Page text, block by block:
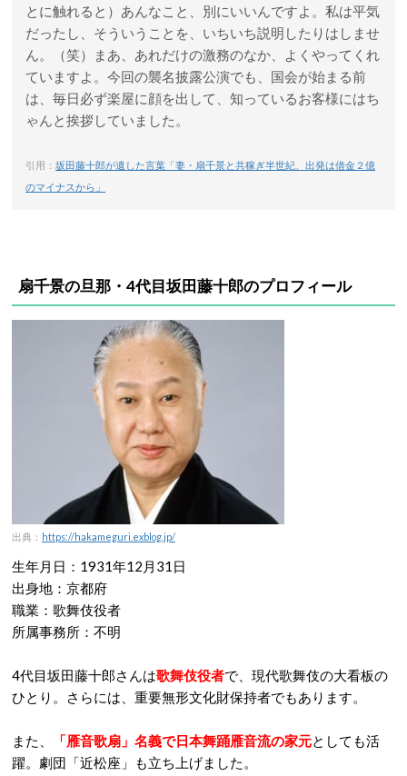
とに触れると）あんなこと、別にいいんですよ。私は平気
だったし、そういうことを、いちいち説明したりはしませ
ん。（笑）まあ、あれだけの激務のなか、よくやってくれ
ていますよ。今回の襲名披露公演でも、国会が始まる前
は、毎日必ず楽屋に顔を出して、知っているお客様にはち
ゃんと挨拶していました。
引用： 坂田藤十郎が遺した言葉「妻・扇千景と共稼ぎ半世紀、出発は借金２億
のマイナスから」
扇千景の旦那・4代目坂田藤十郎のプロフィール
出典： https://hakameguri.exblog.jp/
生年月日：1931年12月31日
出身地：京都府
職業：歌舞伎役者
所属事務所：不明
4代目坂田藤十郎さんは歌舞伎役者で、現代歌舞伎の大看板の
ひとり。さらには、重要無形文化財保持者でもあります。
また、 「雁音歌扇」名義で日本舞踊雁音流の家元としても活
躍。劇団「近松座」も立ち上げました。